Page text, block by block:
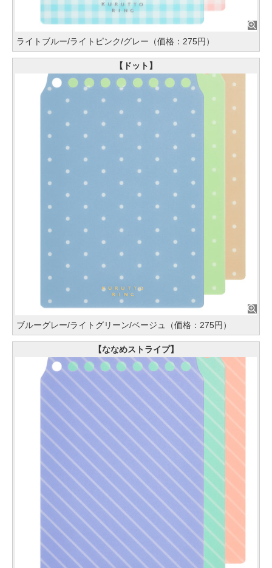
ライトブルー/ライトピンク/グレー（価格：275円）
【ドット】
ブルーグレー/ライトグリーン/ベージュ（価格：275円）
【ななめストライプ】